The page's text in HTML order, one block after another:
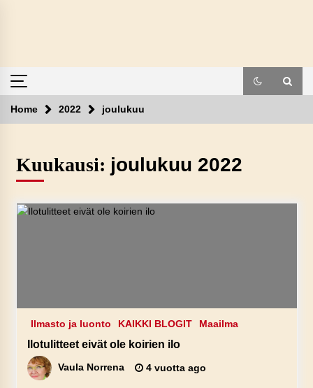
Home 2022 joulukuu
Kuukausi: joulukuu 2022
Ilmasto ja luonto KAIKKI BLOGIT Maailma
Ilotulitteet eivät ole koirien ilo
Vaula Norrena 4 vuotta ago